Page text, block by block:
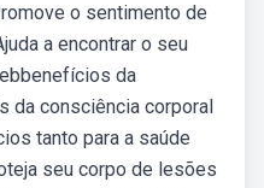
o sentimento de
a encontrar o seu
da
da consciência corporal
tanto para a saúde
seu corpo de lesões